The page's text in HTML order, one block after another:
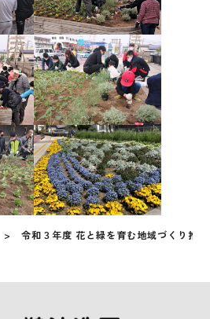
> 令和３年度 花と緑を育む地域づくり推